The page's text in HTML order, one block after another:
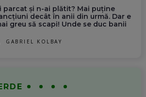
parcat și n-ai plătit? Mai puține
decât în anii din urmă. Dar e
greu să scapi! Unde se duc banii
GABRIEL KOLBAY